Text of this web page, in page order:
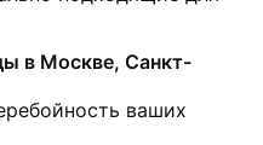
в Москве, Санкт-
ваших